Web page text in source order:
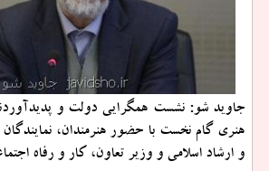
جاوید شو: نشست همگرایی دولت و
هنری گام نخست با حضور هنرمندان،
و ارشاد اسلامی و وزیر تعاون، كار و رفاه